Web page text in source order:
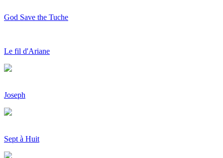
God Save the Tuche
Le fil d'Ariane
Joseph
Sept à Huit